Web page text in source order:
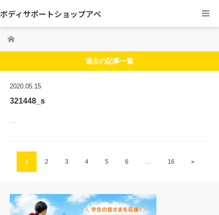
ボディサポートショップアベ
ホーム
過去の記事一覧
2020.05.15
321448_s
1 2 3 4 5 6 … 16 »